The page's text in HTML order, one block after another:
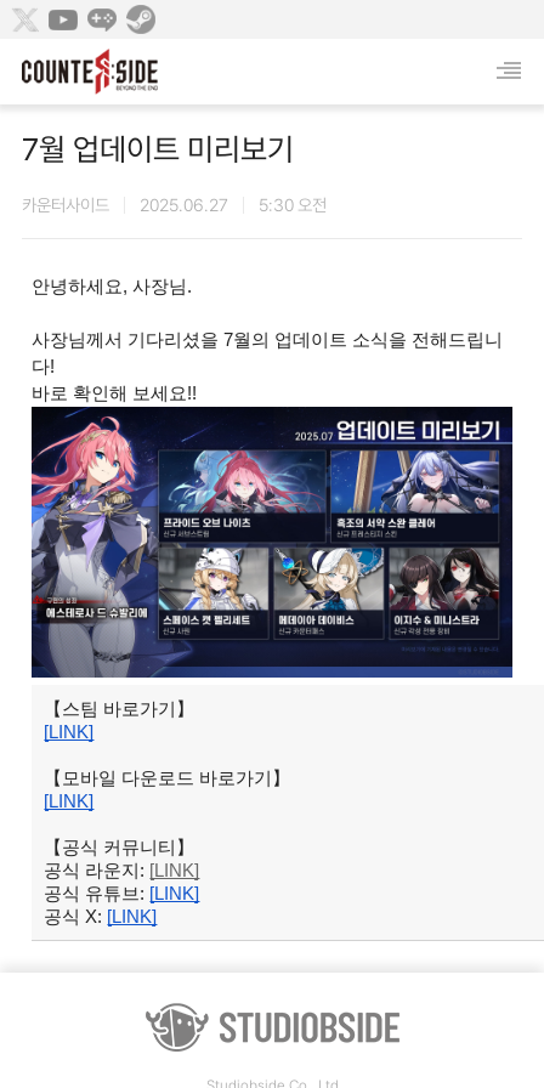
7월 업데이트 미리보기
카운터사이드 2025.06.27 5:30 오전
안녕하세요, 사장님.
사장님께서 기다리셨을 7월의 업데이트 소식을 전해드립니
다!
바로 확인해 보세요!!
【스팀 바로가기】
[LINK]
【모바일 다운로드 바로가기】
[LINK]
【공식 커뮤니티】
공식 라운지: [LINK]
공식 유튜브: [LINK]
공식 X: [LINK]